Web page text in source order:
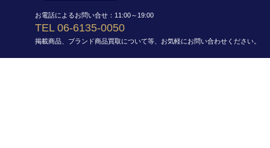
お電話によるお問い合せ：11:00～19:00
TEL 06-6135-0050
掲載商品、ブランド商品買取について等、お気軽にお問い合わせください。